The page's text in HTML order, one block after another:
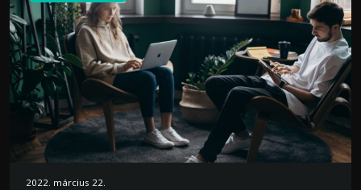
2022. március 22.